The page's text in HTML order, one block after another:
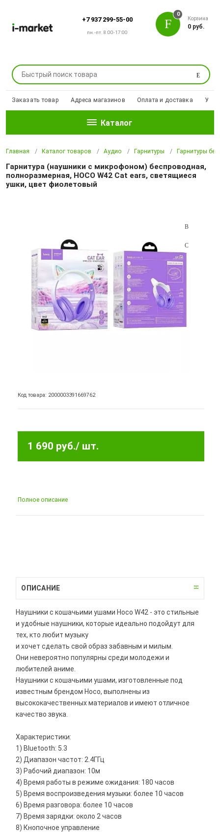
+7 937 299-55-00
пн.-пт. 8:00-17:00
Поиск
0
Корзина
0 руб.
Заказать товар Адреса магазинов Оплата и доставка
Каталог
Главная Каталог товаров Аудио Гарнитуры Гарнитуры
Гарнитура (наушники с микрофоном) беспроводная,
полноразмерная, HOCO W42 Cat ears, светящиеся
ушки, цвет фиолетовый
Код товара: 2000003391669762
1 690 руб./ шт.
Полное описание
ОПИСАНИЕ
Наушники с кошачьими ушами Hoco W42 - это стильные
и удобные наушники, которые идеально подойдут для
тех, кто любит музыку
и хочет сделать свой образ забавным и милым.
Они невероятно популярны среди молодежи и
любителей аниме.
Наушники с кошачьими ушами, изготовленные под
известным брендом Hoco, выполнены из
высококачественных материалов и имеют отличное
качество звука.
Характеристики:
1) Bluetooth: 5.3
2) Диапазон частот: 2.4ГГц
3) Рабочий диапазон: 10м
4) Время работы в режиме ожидания: 180 часов
5) Время воспроизведения музыки: более 10 часов
6) Время разговора: более 10 часов
7) Время зарядки: около 2 часов
8) Кнопочное управление